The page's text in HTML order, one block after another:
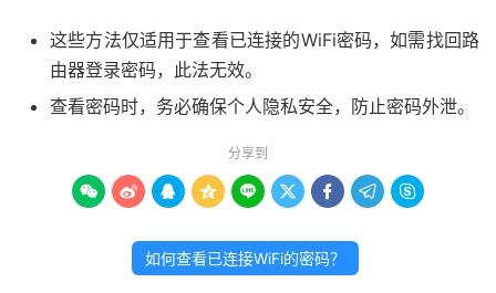
这些方法仅适用于查看已连接的WiFi密码，如需找回路
由器登录密码，此法无效。
查看密码时，务必确保个人隐私安全，防止密码外泄。
分享到
        
如何查看已连接WiFi的密码？